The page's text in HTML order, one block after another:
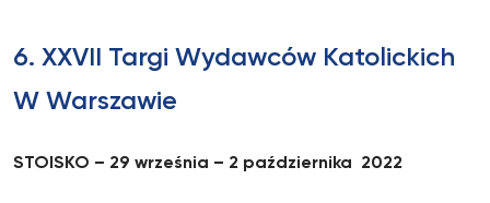
6. XXVII Targi Wydawców Katolickich
W Warszawie
STOISKO – 29 września – 2 października 2022